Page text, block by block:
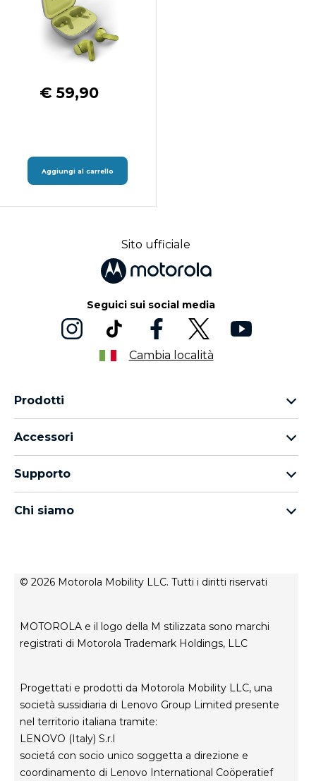
€ 59,90
Aggiungi al carrello
Sito ufficiale
Seguici sui social media
Cambia località
Prodotti
Famiglia moto g
thinkphone by motorola
Accessori
moto tag
Supporto
Stato di riparazione
Chi siamo
Condizioni di vendita
Innovazione
© 2026 Motorola Mobility LLC. Tutti i diritti riservati
MOTOROLA e il logo della M stilizzata sono marchi
registrati di Motorola Trademark Holdings, LLC
Progettati e prodotti da Motorola Mobility LLC, una
società sussidiaria di Lenovo Group Limited presente
nel territorio italiana tramite:
LENOVO (Italy) S.r.l
societá con socio unico soggetta a direzione e
coordinamento di Lenovo International Coöperatief